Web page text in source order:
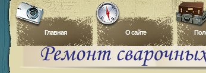
Главная O сайте